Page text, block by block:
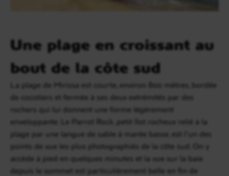
Une plage en croissant au
bout de la côte sud
La plage de Mirissa est courte, environ 800 mètres, bordée
de cocotiers et fermée à ses deux extrémités par des
rochers qui lui donnent une forme légèrement
enveloppante. Le Parrot Rock, petit îlot rocheux relié à la
plage par une langue de sable à marée basse, est l’un des
points de vue les plus photographiés de la côte sud. On y
accède à pied en quelques minutes et la vue sur la baie
depuis le sommet est particulièrement belle en fin de